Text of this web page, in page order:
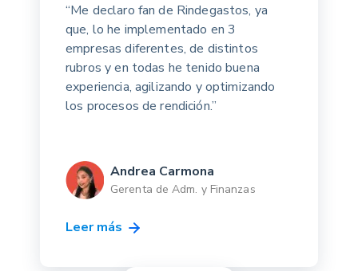
“Me declaro fan de Rindegastos, ya
que, lo he implementado en 3
empresas diferentes, de distintos
rubros y en todas he tenido buena
experiencia, agilizando y optimizando
los procesos de rendición.”
Andrea Carmona
Gerenta de Adm. y Finanzas
Leer más